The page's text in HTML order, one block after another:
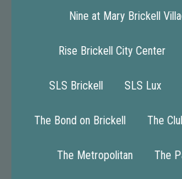
Nine at Mary Brickell
Rise Brickell City Center
SLS Brickell SLS Lux
The Bond on Brickell The
The Metropolitan The